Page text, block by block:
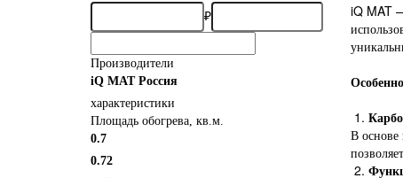
₽
Производители
iQ MAT Россия
характеристики
Площадь обогрева, кв.м.
0.7
0.72
iQ MAT
1.
В основе
2.